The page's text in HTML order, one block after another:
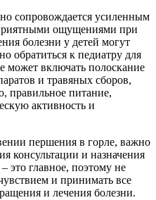
сопровождается усиленным
ощущениями при
болезни у детей могут
обратиться к педиатру для
может включать полоскание
и травяных сборов,
правильное питание,
активность и
першения в горле, важно
консультации и назначения
это главное, поэтому не
и принимать все
и лечения болезни.